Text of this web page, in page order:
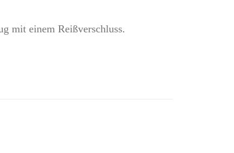
mit einem Reißverschluss.